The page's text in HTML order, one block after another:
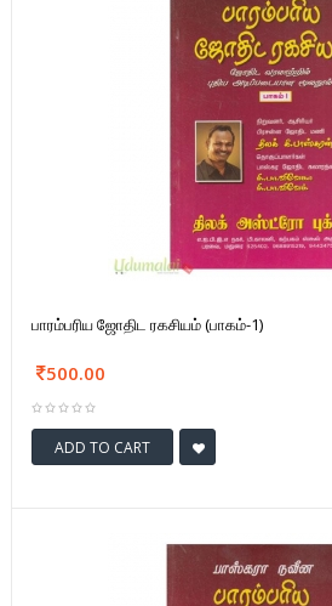
பாரம்பரிய ஜோதிட ரகசியம் (பாகம்-1)
500.00
ADD TO CART